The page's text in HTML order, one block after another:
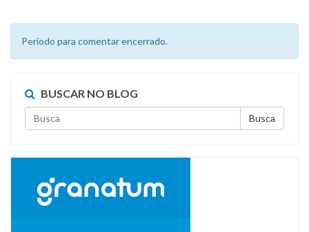
Período para comentar encerrado.
BUSCAR NO BLOG
Busca